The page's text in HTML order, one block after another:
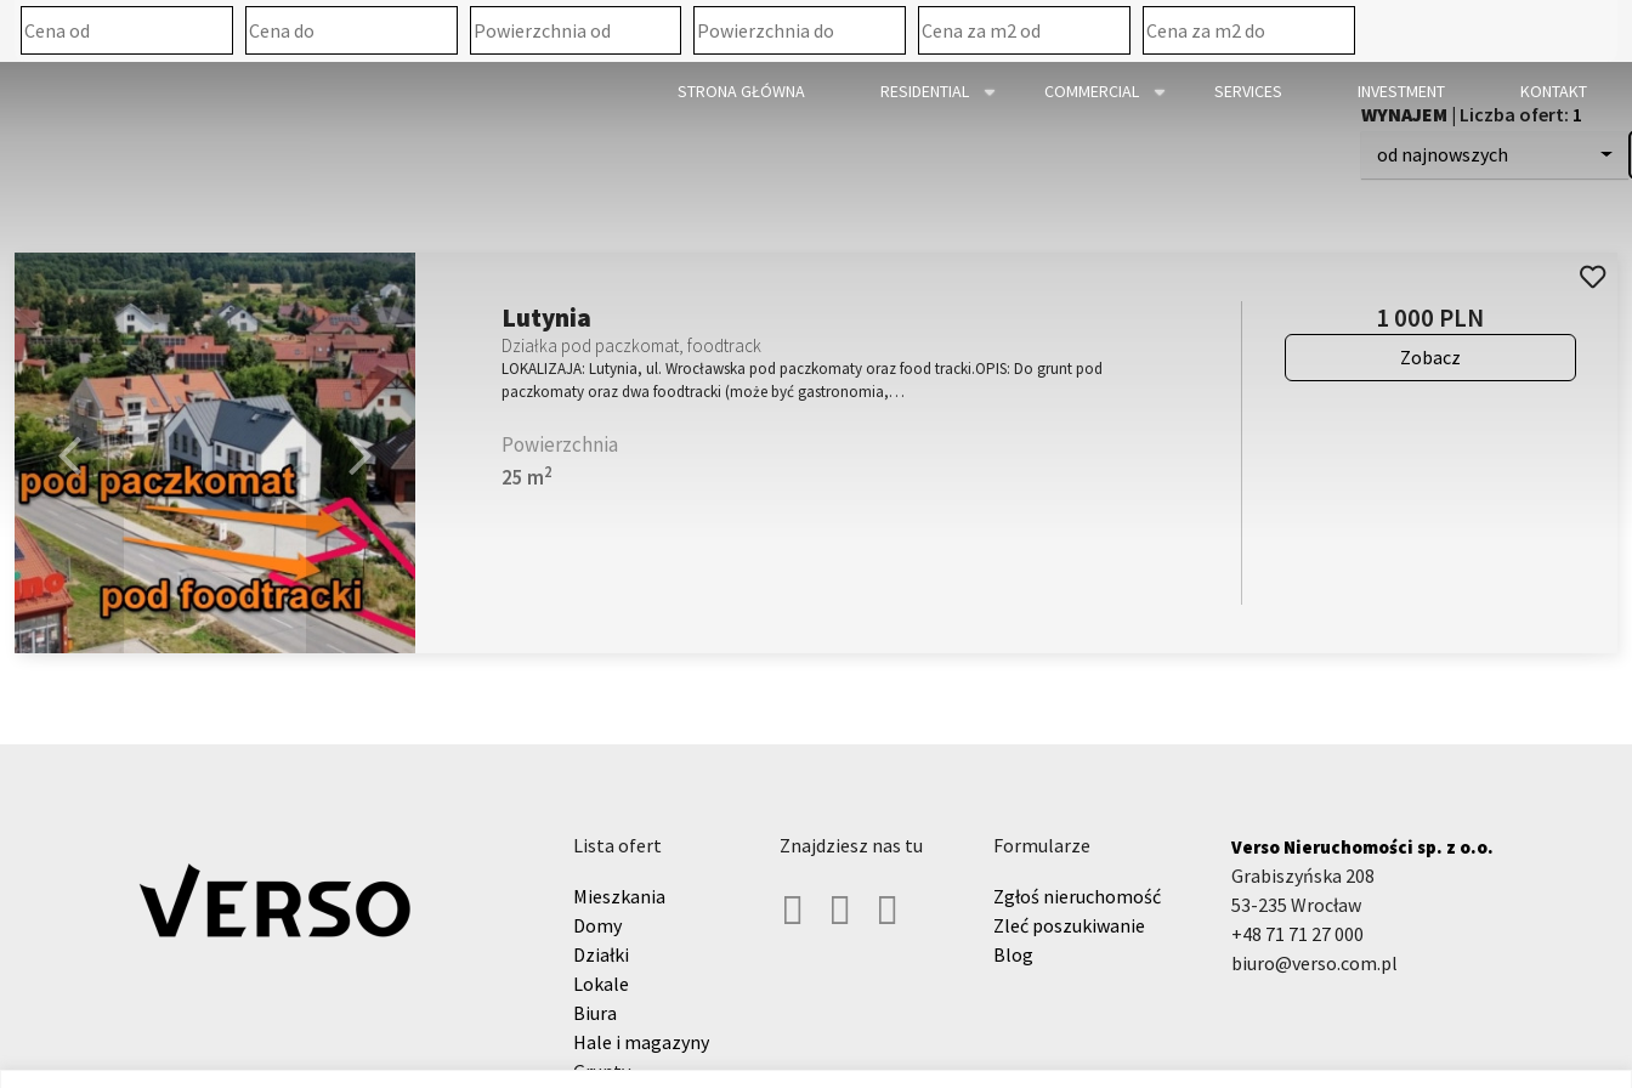
STRONA GŁÓWNA RESIDENTIAL COMMERCIAL SERVICES INVESTMENT KONTAKT
WYNAJEM | Liczba ofert: 1
od najnowszych
Lutynia
Działka pod paczkomat, foodtrack
LOKALIZAJA: Lutynia, ul. Wrocławska pod paczkomaty oraz food tracki.OPIS: Do grunt pod
paczkomaty oraz dwa foodtracki (może być gastronomia,…
Powierzchnia
25 m2
1 000 PLN
Zobacz
lista ofert
Mieszkania
Domy
Działki
Lokale
Biura
Hale i magazyny
Grunty
znajdziesz nas tu formularze
Zgłoś nieruchomość
Zleć poszukiwanie
Blog
Verso Nieruchomości sp. z o.o.
Grabiszyńska 208
53-235 Wrocław
+48 71 71 27 000
biuro@verso.com.pl